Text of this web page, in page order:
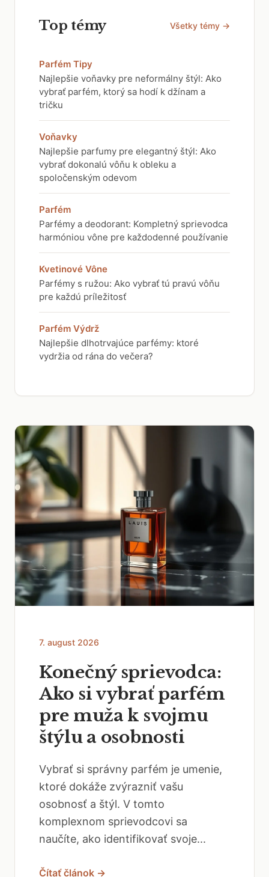
Top témy Všetky témy →
Parfém Tipy
Najlepšie voňavky pre neformálny štýl: Ako
vybrať parfém, ktorý sa hodí k džínam a
tričku
Voňavky
Najlepšie parfumy pre elegantný štýl: Ako
vybrať dokonalú vôňu k obleku a
spoločenským odevom
Parfém
Parfémy a deodorant: Kompletný sprievodca
harmóniou vône pre každodenné používanie
Kvetinové Vône
Parfémy s ružou: Ako vybrať tú pravú vôňu
pre každú príležitosť
Parfém Výdrž
Najlepšie dlhotrvajúce parfémy: ktoré
vydržia od rána do večera?
7. august 2026
Konečný sprievodca:
Ako si vybrať parfém
pre muža k svojmu
štýlu a osobnosti
Vybrať si správny parfém je umenie,
ktoré dokáže zvýrazniť vašu
osobnosť a štýl. V tomto
komplexnom sprievodcovi sa
naučíte, ako identifikovať svoje...
Čítať článok →